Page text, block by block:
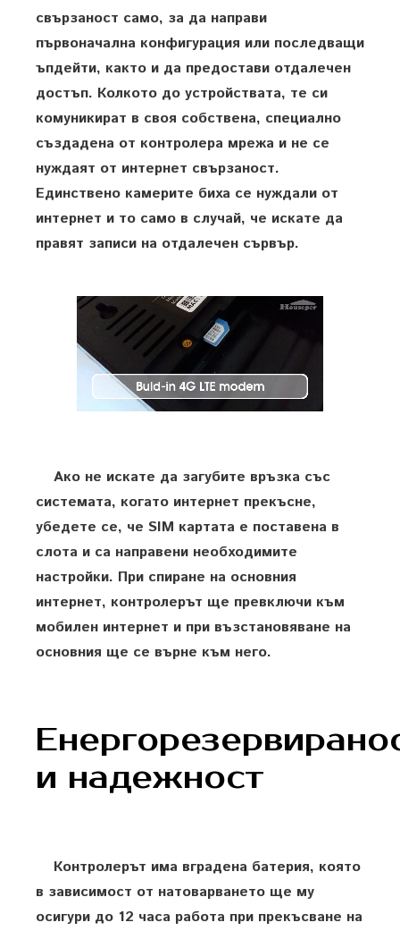
свързаност само, за да направи
първоначална конфигурация или последващи
ъпдейти, както и да предостави отдалечен
достъп. Колкото до устройствата, те си
комуникират в своя собствена, специално
създадена от контролера мрежа и не се
нуждаят от интернет свързаност.
Единствено камерите биха се нуждали от
интернет и то само в случай, че искате да
правят записи на отдалечен сървър.
Ако не искате да загубите връзка със
системата, когато интернет прекъсне,
убедете се, че SIM картата е поставена в
слота и са направени необходимите
настройки. При спиране на основния
интернет, контролерът ще превключи към
мобилен интернет и при възстановяване на
основния ще се върне към него.
и надежност
Контролерът има вградена батерия, която
в зависимост от натоварването ще му
осигури до 12 часа работа при прекъсване на